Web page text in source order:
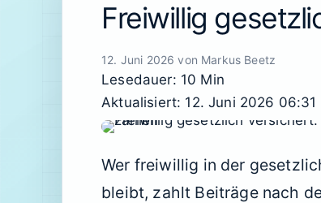
Freiwillig
12. Juni 2026 von Markus Beetz
Lesedauer: 10 Min
Aktualisiert: 12. Juni 2026 06:31
Wer freiwillig in der
bleibt, zahlt Beiträge nach